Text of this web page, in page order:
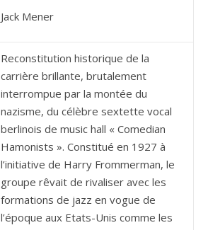
Jack Mener
Reconstitution historique de la
carrière brillante, brutalement
interrompue par la montée du
nazisme, du célèbre sextette vocal
berlinois de music hall « Comedian
Hamonists ». Constitué en 1927 à
l’initiative de Harry Frommerman, le
groupe rêvait de rivaliser avec les
formations de jazz en vogue de
l’époque aux Etats-Unis comme les